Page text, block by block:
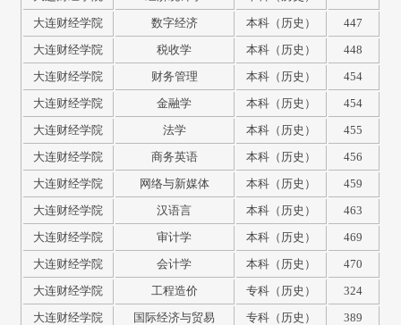
大连财经学院
数字经济 本科（历史）
447
大连财经学院
税收学 本科（历史）
448
大连财经学院
财务管理 本科（历史）
454
大连财经学院
金融学 本科（历史）
454
大连财经学院
法学 本科（历史）
455
大连财经学院
商务英语 本科（历史）
456
大连财经学院
网络与新媒体 本科（历史）
459
大连财经学院
汉语言 本科（历史）
463
大连财经学院
审计学 本科（历史）
469
大连财经学院
会计学 本科（历史）
470
大连财经学院
工程造价 专科（历史）
324
大连财经学院
国际经济与贸易 专科（历史）
389